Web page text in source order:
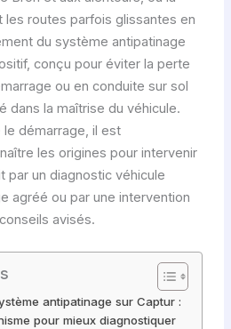
routes parfois glissantes en
du système antipatinage
conçu pour éviter la perte
ou en conduite sur sol
dans la maîtrise du véhicule.
le démarrage, il est
les origines pour intervenir
par un diagnostic véhicule
agréé ou par une intervention
avisés.
antipatinage sur Captur :
pour mieux diagnostiquer